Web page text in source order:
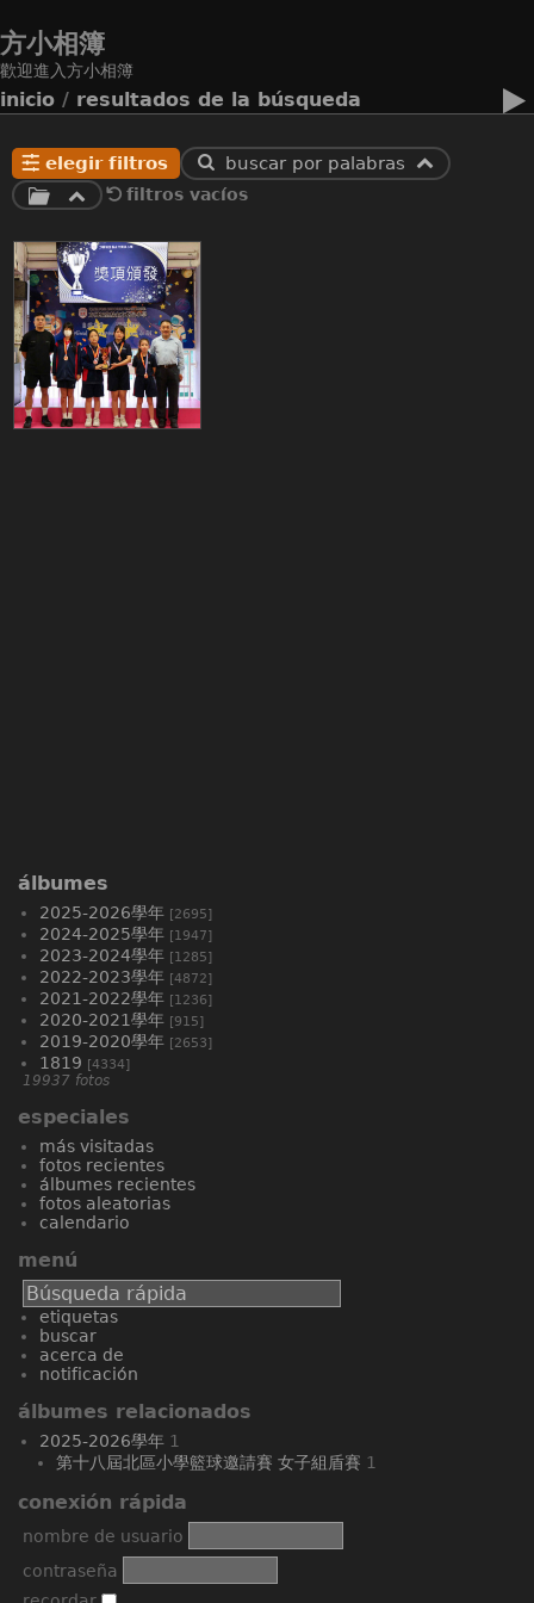
方小相簿
歡迎進入方小相簿
inicio / resultados de la búsqueda
elegir filtros buscar por palabras
filtros vacíos
álbumes
2025-2026學年 [2695]
2024-2025學年 [1947]
2023-2024學年 [1285]
2022-2023學年 [4872]
2021-2022學年 [1236]
2020-2021學年 [915]
2019-2020學年 [2653]
1819 [4334]
19937 fotos
especiales
más visitadas
fotos recientes
álbumes recientes
fotos aleatorias
calendario
menú
etiquetas
buscar
acerca de
notificación
álbumes relacionados
2025-2026學年 1
第十八屆北區小學籃球邀請賽 女子組盾賽 1
conexión rápida
nombre de usuario
contraseña